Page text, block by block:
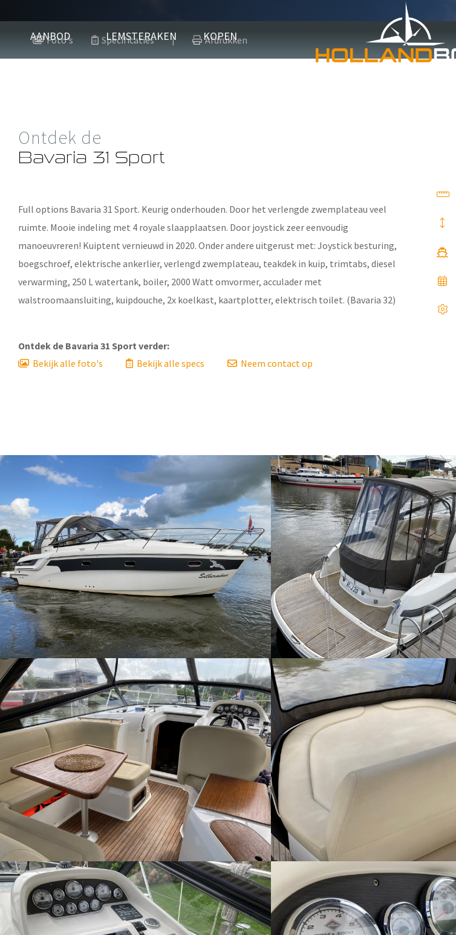
AANBOD LEMSTERAKEN KOPEN
Bavaria 31 Sport
Verkocht
Foto's Specificaties | Afdrukken
Ontdek de
Bavaria 31 Sport
Full options Bavaria 31 Sport. Keurig onderhouden. Door het verlengde zwemplateau veel
ruimte. Mooie indeling met 4 royale slaapplaatsen. Door joystick zeer eenvoudig
manoeuvreren! Kuiptent vernieuwd in 2020. Onder andere uitgerust met: Joystick besturing,
boegschroef, elektrische ankerlier, verlengd zwemplateau, teakdek in kuip, trimtabs, diesel
verwarming, 250 L watertank, boiler, 2000 Watt omvormer, acculader met
walstroomaansluiting, kuipdouche, 2x koelkast, kaartplotter, elektrisch toilet. (Bavaria 32)
Ontdek de Bavaria 31 Sport verder:
Bekijk alle foto's
Bekijk alle specs Neem contact op